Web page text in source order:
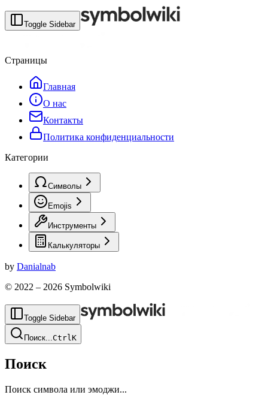
Toggle Sidebar
Страницы
Главная
О нас
Контакты
Политика конфиденциальности
Категории
Символы
Emojis
Инструменты
Калькуляторы
by Danialnab
© 2022 – 2026 Symbolwiki
Toggle Sidebar
Поиск...CtrlK
Поиск
Поиск символа или эмоджи...